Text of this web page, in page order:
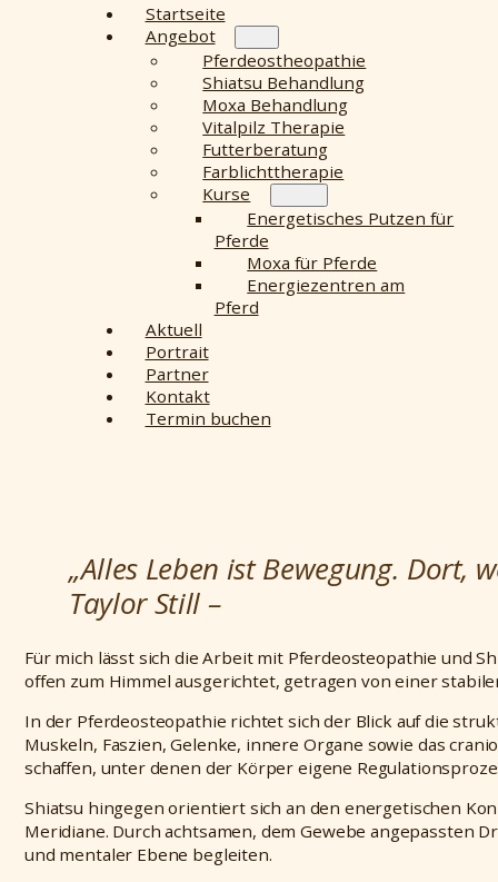
Startseite
Angebot
Pferdeostheopathie
Shiatsu Behandlung
Moxa Behandlung
Vitalpilz Therapie
Futterberatung
Farblichttherapie
Kurse
Energetisches Putzen für
Pferde
Moxa für Pferde
Energiezentren am
Pferd
Aktuell
Portrait
Partner
Kontakt
Termin buchen
„Alles Leben ist Bewegung. Dort,
Taylor Still –
Für mich lässt sich die Arbeit mit Pferdeosteopathie und
offen zum Himmel ausgerichtet, getragen von einer
In der Pferdeosteopathie richtet sich der Blick auf die
Muskeln, Faszien, Gelenke, innere Organe sowie das
schaffen, unter denen der Körper eigene
Shiatsu hingegen orientiert sich an den energetischen
Meridiane. Durch achtsamen, dem Gewebe angepassten
und mentaler Ebene begleiten.